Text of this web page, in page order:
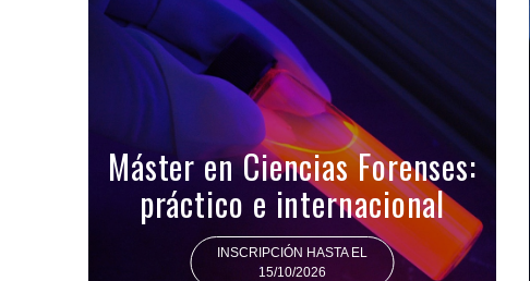
Máster en Ciencias Forenses:
práctico e internacional
INSCRIPCIÓN HASTA EL
15/10/2026